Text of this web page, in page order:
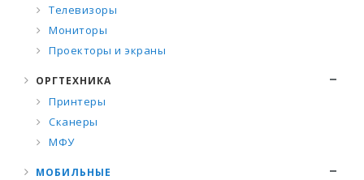
Телевизоры
Мониторы
Проекторы и экраны
ОРГТЕХНИКА
Принтеры
Сканеры
МФУ
МОБИЛЬНЫЕ